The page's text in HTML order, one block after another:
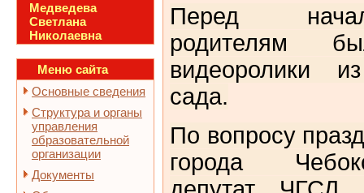
Медведева
Светлана
Николаевна
Меню сайта
Основные сведения
Структура и органы
управления
образовательной
организации
Документы
Перед
родителям
видеоролики
сада.
По вопросу
города